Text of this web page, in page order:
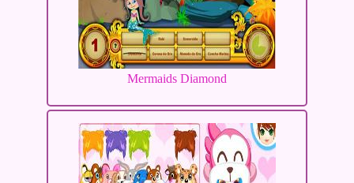
Mermaids Diamond